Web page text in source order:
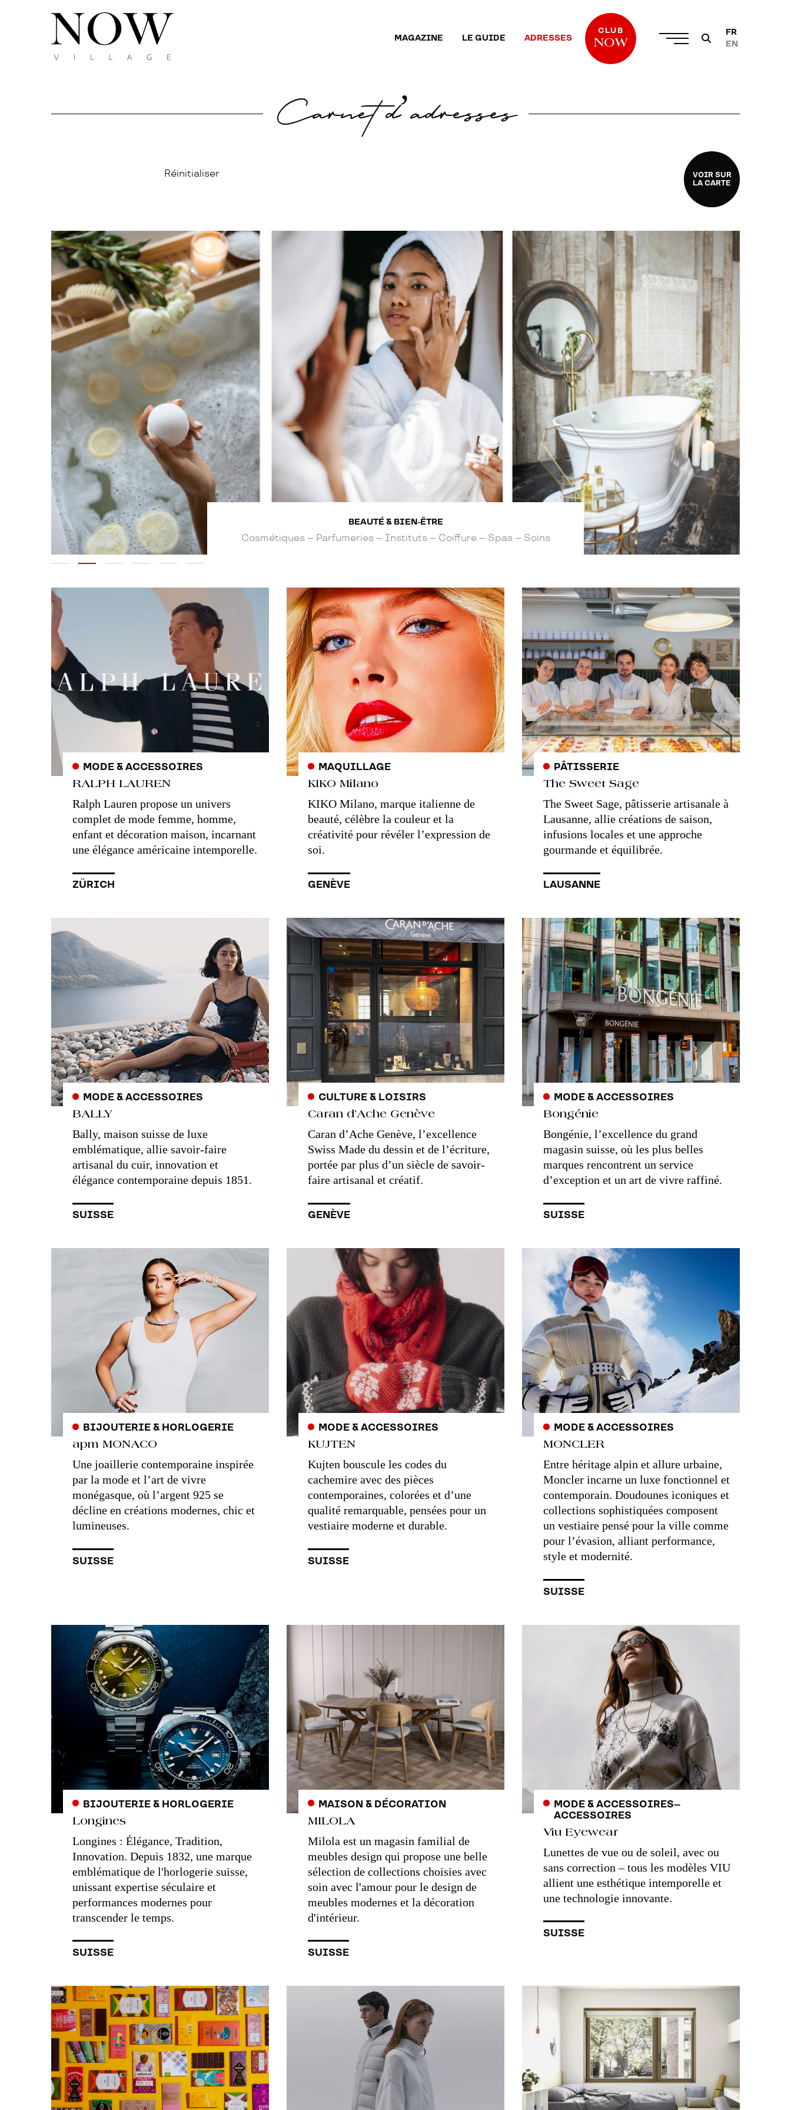
MAGAZINE LE GUIDE ADRESSES
CLUB
NOW
FR
EN
Carnet d’adresses
Réinitialiser
VOIR SUR
LA CARTE
BIJOUTERIE & HORLOGERIE
Créateurs – Bijoux – Joaillerie – Montres – Haute horlogerie
MODE & ACCESSOIRES
RALPH LAUREN
Ralph Lauren propose un univers
complet de mode femme, homme,
enfant et décoration maison, incarnant
une élégance américaine intemporelle.
ZÜRICH
MAQUILLAGE
KIKO Milano
KIKO Milano, marque italienne de
beauté, célèbre la couleur et la
créativité pour révéler l’expression de
soi.
GENÈVE
PÂTISSERIE
The Sweet Sage
The Sweet Sage, pâtisserie artisanale à
Lausanne, allie créations de saison,
infusions locales et une approche
gourmande et équilibrée.
LAUSANNE
MODE & ACCESSOIRES
BALLY
Bally, maison suisse de luxe
emblématique, allie savoir-faire
artisanal du cuir, innovation et
élégance contemporaine depuis 1851.
SUISSE
CULTURE & LOISIRS
Caran d’Ache Genève
Caran d’Ache Genève, l’excellence
Swiss Made du dessin et de l’écriture,
portée par plus d’un siècle de savoir-
faire artisanal et créatif.
GENÈVE
MODE & ACCESSOIRES
Bongénie
Bongénie, l’excellence du grand
magasin suisse, où les plus belles
marques rencontrent un service
d’exception et un art de vivre raffiné.
SUISSE
BIJOUTERIE & HORLOGERIE
apm MONACO
Une joaillerie contemporaine inspirée
par la mode et l’art de vivre
monégasque, où l’argent 925 se
décline en créations modernes, chic et
lumineuses.
SUISSE
MODE & ACCESSOIRES
KUJTEN
Kujten bouscule les codes du
cachemire avec des pièces
contemporaines, colorées et d’une
qualité remarquable, pensées pour un
vestiaire moderne et durable.
SUISSE
MODE & ACCESSOIRES
MONCLER
Entre héritage alpin et allure urbaine,
Moncler incarne un luxe fonctionnel et
contemporain. Doudounes iconiques et
collections sophistiquées composent
un vestiaire pensé pour la ville comme
pour l’évasion, alliant performance,
style et modernité.
SUISSE
BIJOUTERIE & HORLOGERIE
Longines
Longines : Élégance, Tradition,
Innovation. Depuis 1832, une marque
emblématique de l'horlogerie suisse,
unissant expertise séculaire et
performances modernes pour
transcender le temps.
SUISSE
MAISON & DÉCORATION
MILOLA
Milola est un magasin familial de
meubles design qui propose une belle
sélection de collections choisies avec
soin avec l'amour pour le design de
meubles modernes et la décoration
d'intérieur.
SUISSE
MODE & ACCESSOIRES–
ACCESSOIRES
Viu Eyewear
Lunettes de vue ou de soleil, avec ou
sans correction – tous les modèles VIU
allient une esthétique intemporelle et
une technologie innovante.
SUISSE